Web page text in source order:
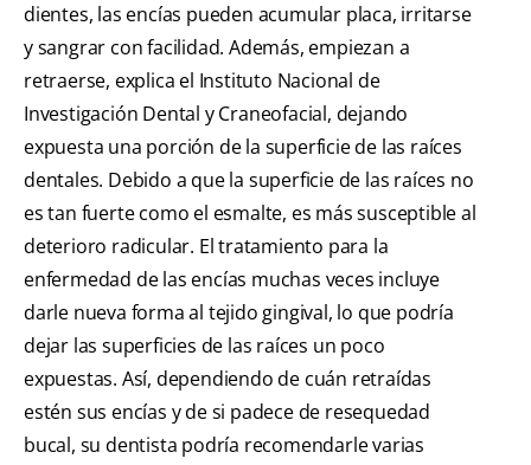
dientes, las encías pueden acumular placa, irritarse
y sangrar con facilidad. Además, empiezan a
retraerse, explica el Instituto Nacional de
Investigación Dental y Craneofacial, dejando
expuesta una porción de la superficie de las raíces
dentales. Debido a que la superficie de las raíces no
es tan fuerte como el esmalte, es más susceptible al
deterioro radicular. El tratamiento para la
enfermedad de las encías muchas veces incluye
darle nueva forma al tejido gingival, lo que podría
dejar las superficies de las raíces un poco
expuestas. Así, dependiendo de cuán retraídas
estén sus encías y de si padece de resequedad
bucal, su dentista podría recomendarle varias